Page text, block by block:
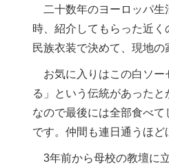
二十数年のヨーロッパ生
時、紹介してもらった近
民族衣装で決めて、現地
お気に入りはこの白ソー
る」という伝統があった
なので最後には全部食べ
です。仲間も連日通うほど
3年前から母校の教壇に